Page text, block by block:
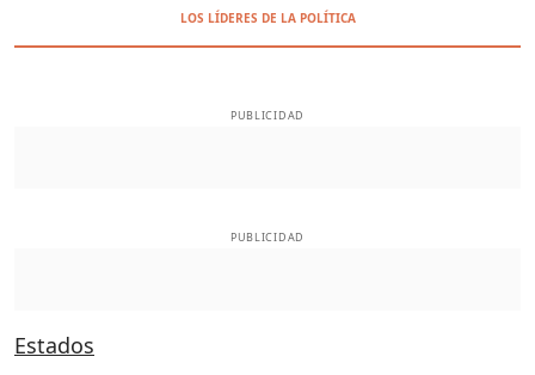
LOS LÍDERES DE LA POLÍTICA
PUBLICIDAD
PUBLICIDAD
Estados